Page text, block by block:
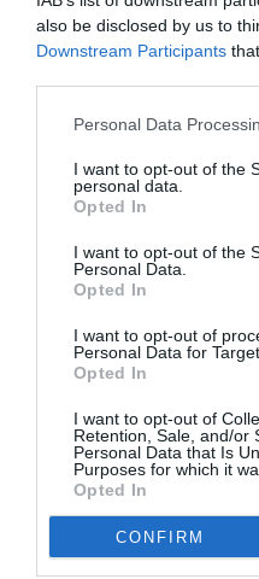
also be disclosed by us to
Downstream Participants
Personal Data
I want to opt-out of the
personal data.
Opted In
I want to opt-out of the
Personal Data.
Opted In
I want to opt-out of
Personal Data for
Opted In
I want to opt-out of
Retention, Sale, and/or
Personal Data that Is
Purposes for which it
Opted In
CONFIRM
sull’applicazione della